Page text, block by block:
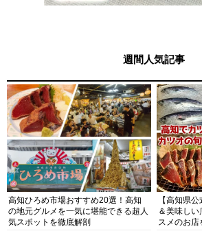
週間人気記事
高知ひろめ市場おすすめ20選！高知
の地元グルメを一気に堪能できる超人
気スポットを徹底解剖
【高知県
＆美味し
スメのお店